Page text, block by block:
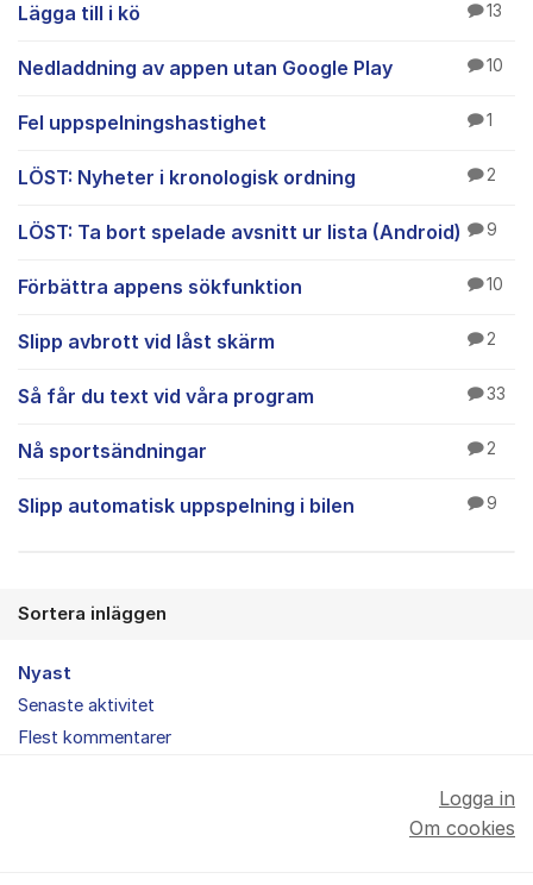
Lägga till i kö 13
Nedladdning av appen utan Google Play 10
Fel uppspelningshastighet 1
LÖST: Nyheter i kronologisk ordning 2
LÖST: Ta bort spelade avsnitt ur lista (Android) 9
Förbättra appens sökfunktion 10
Slipp avbrott vid låst skärm 2
Så får du text vid våra program 33
Nå sportsändningar 2
Slipp automatisk uppspelning i bilen 9
Sortera inläggen
Nyast
Senaste aktivitet
Flest kommentarer
Logga in
Om cookies